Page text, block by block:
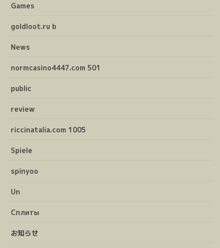
Games
goldloot.ru b
News
normcasino4447.com 501
public
review
riccinatalia.com 1005
Spiele
spinyoo
Un
Сплиты
お知らせ